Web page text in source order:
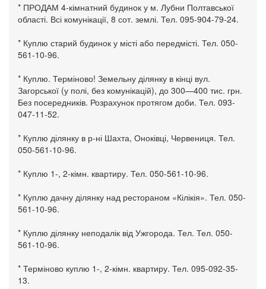
* ПРОДАМ 4-кімнатний будинок у м. Лубни Полтавської
області. Всі комунікації, 8 сот. землі. Тел. 095-904-79-24.
* Куплю старий будинок у місті або передмісті. Тел. 050-
561-10-96.
* Куплю. Терміново! Земельну ділянку в кінці вул.
Загорської (у полі, без комунікацій), до 300—400 тис. грн.
Без посередників. Розрахунок протягом доби. Тел. 093-
047-11-52.
* Куплю ділянку в р-ні Шахта, Оноківці, Червениця. Тел.
050-561-10-96.
* Куплю 1-, 2-кімн. квартиру. Тел. 050-561-10-96.
* Куплю дачну ділянку над рестораном «Кілікія». Тел. 050-
561-10-96.
* Куплю ділянку неподалік від Ужгорода. Тел. Тел. 050-
561-10-96.
* Терміново куплю 1-, 2-кімн. квартиру. Тел. 095-092-35-
13.